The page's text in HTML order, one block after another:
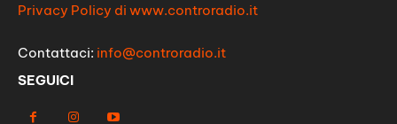
Privacy Policy di www.controradio.it
Contattaci: info@controradio.it
SEGUICI